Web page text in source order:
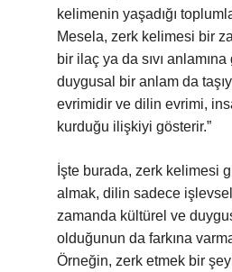
kelimenin yaşadığı
Mesela, zerk kelimesi bir
bir ilaç ya da sıvı
duygusal bir anlam da
evrimidir ve dilin evrimi,
kurduğu ilişkiyi gösterir.”
İşte burada, zerk kelimesi
almak, dilin sadece
zamanda kültürel ve
olduğunun da farkına
Örneğin, zerk etmek bir